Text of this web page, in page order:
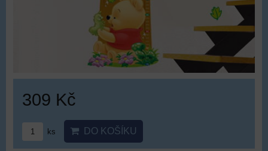
309 Kč
ks DO KOŠÍKU